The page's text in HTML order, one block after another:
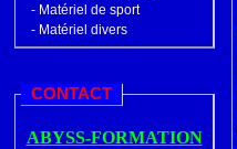
- Matériel de sport
- Matériel divers
CONTACT
ABYSS-FORMATION